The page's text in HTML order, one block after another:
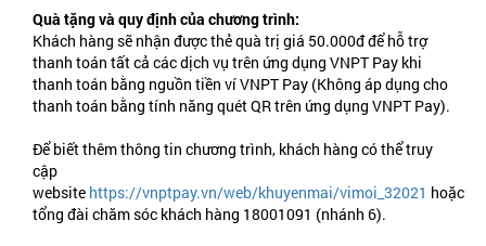
Quà tặng và quy định của chương trình:
Khách hàng sẽ nhận được thẻ quà trị giá 50.000đ để hỗ trợ
thanh toán tất cả các dịch vụ trên ứng dụng VNPT Pay khi
thanh toán bằng nguồn tiền ví VNPT Pay (Không áp dụng cho
thanh toán bằng tính năng quét QR trên ứng dụng VNPT Pay).
Để biết thêm thông tin chương trình, khách hàng có thể truy
cập
website https://vnptpay.vn/web/khuyenmai/vimoi_32021 hoặc
tổng đài chăm sóc khách hàng 18001091 (nhánh 6).